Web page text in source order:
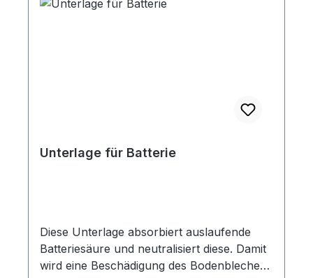
Altölannahmestelle.
Unterlage für Batterie
Diese Unterlage absorbiert auslaufende
Batteriesäure und neutralisiert diese. Damit
wird eine Beschädigung des Bodenbleches